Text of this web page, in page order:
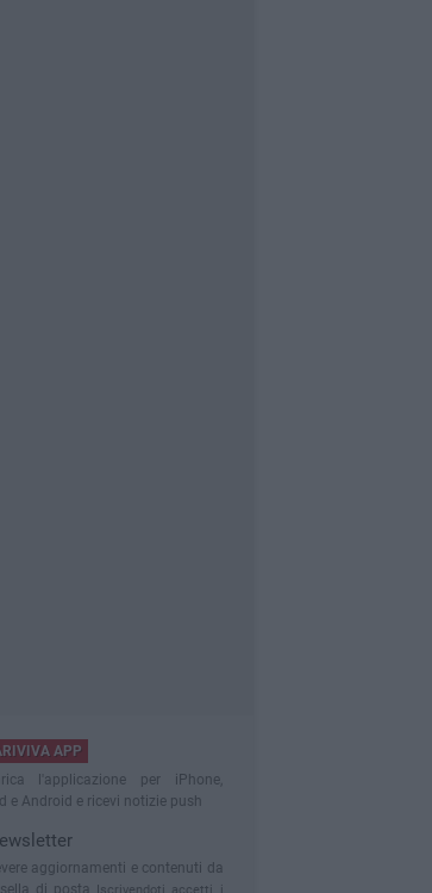
APP
l'applicazione per iPhone,
e Android e ricevi notizie push
aggiornamenti e contenuti da
di posta
Iscrivendoti accetti i